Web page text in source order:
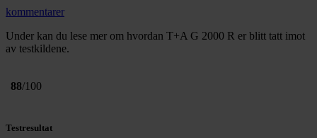
kommentarer
Under kan du lese mer om hvordan T+A G 2000 R er blitt tatt imot
av testkildene.
88/100
Testresultat